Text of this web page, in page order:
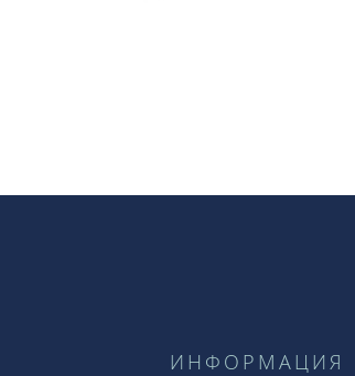
ИНФОРМАЦИЯ